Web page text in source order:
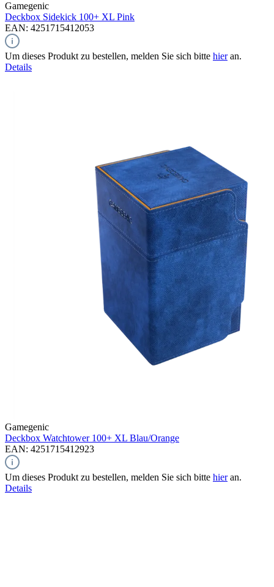
Gamegenic
Deckbox Sidekick 100+ XL Pink
EAN: 4251715412053
Um dieses Produkt zu bestellen, melden Sie sich bitte hieran.
Details
Gamegenic
Deckbox Watchtower 100+ XL Blau/Orange
EAN: 4251715412923
Um dieses Produkt zu bestellen, melden Sie sich bitte hieran.
Details